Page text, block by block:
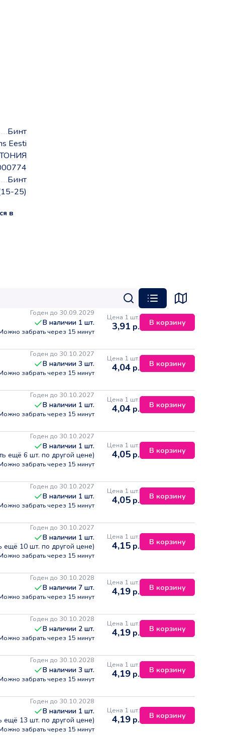
Бинт
Eesti
Бинт
25)
в
Годен до 30.09.2029
В наличии 1 шт.
забрать через 15 минут
Цена 1 шт.
3,91 р. В корзину
Годен до 30.10.2027
В наличии 3 шт.
забрать через 15 минут
Цена 1 шт.
4,04 р. В корзину
Годен до 30.10.2027
В наличии 1 шт.
забрать через 15 минут
Цена 1 шт.
4,04 р. В корзину
Годен до 30.10.2027
В наличии 1 шт.
ещё 6 шт. по другой цене)
забрать через 15 минут
Цена 1 шт.
4,05 р. В корзину
Годен до 30.10.2027
В наличии 1 шт.
забрать через 15 минут
Цена 1 шт.
4,05 р. В корзину
Годен до 30.10.2027
В наличии 1 шт.
ещё 10 шт. по другой цене)
забрать через 15 минут
Цена 1 шт.
4,15 р. В корзину
Годен до 30.10.2028
В наличии 7 шт.
забрать через 15 минут
Цена 1 шт.
4,19 р. В корзину
Годен до 30.10.2028
В наличии 2 шт.
забрать через 15 минут
Цена 1 шт.
4,19 р. В корзину
Годен до 30.10.2028
В наличии 3 шт.
забрать через 15 минут
Цена 1 шт.
4,19 р. В корзину
Годен до 30.10.2028
В наличии 1 шт.
ещё 13 шт. по другой цене)
забрать через 15 минут
Цена 1 шт.
4,19 р. В корзину